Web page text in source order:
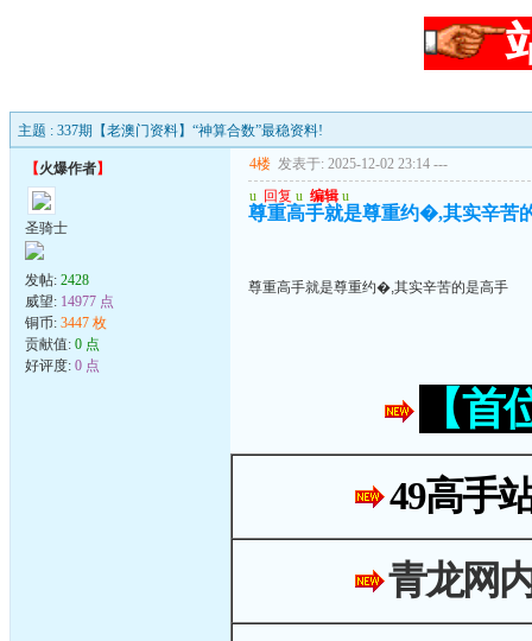
主题 : 337期【老澳门资料】“神算合数”最稳资料!
【火爆作者】
圣骑士
发帖: 2428
威望: 14977 点
铜币: 3447 枚
贡献值: 0 点
好评度: 0 点
4楼 发表于: 2025-12-02 23:14 ---
u 回复 u 编辑 u
尊重高手就是尊重约�,其实辛苦
尊重高手就是尊重约�,其实辛苦的是高手
【
49高手
青龙网